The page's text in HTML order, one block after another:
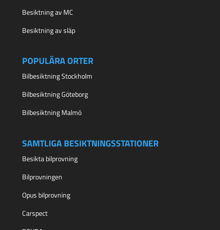
Besiktning av MC
Besiktning av släp
POPULÄRA ORTER
Bilbesiktning Stockholm
Bilbesiktning Göteborg
Bilbesiktning Malmö
SAMTLIGA BESIKTNINGSSTATIONER
Besikta bilprovning
Bilprovningen
Opus bilprovning
Carspect